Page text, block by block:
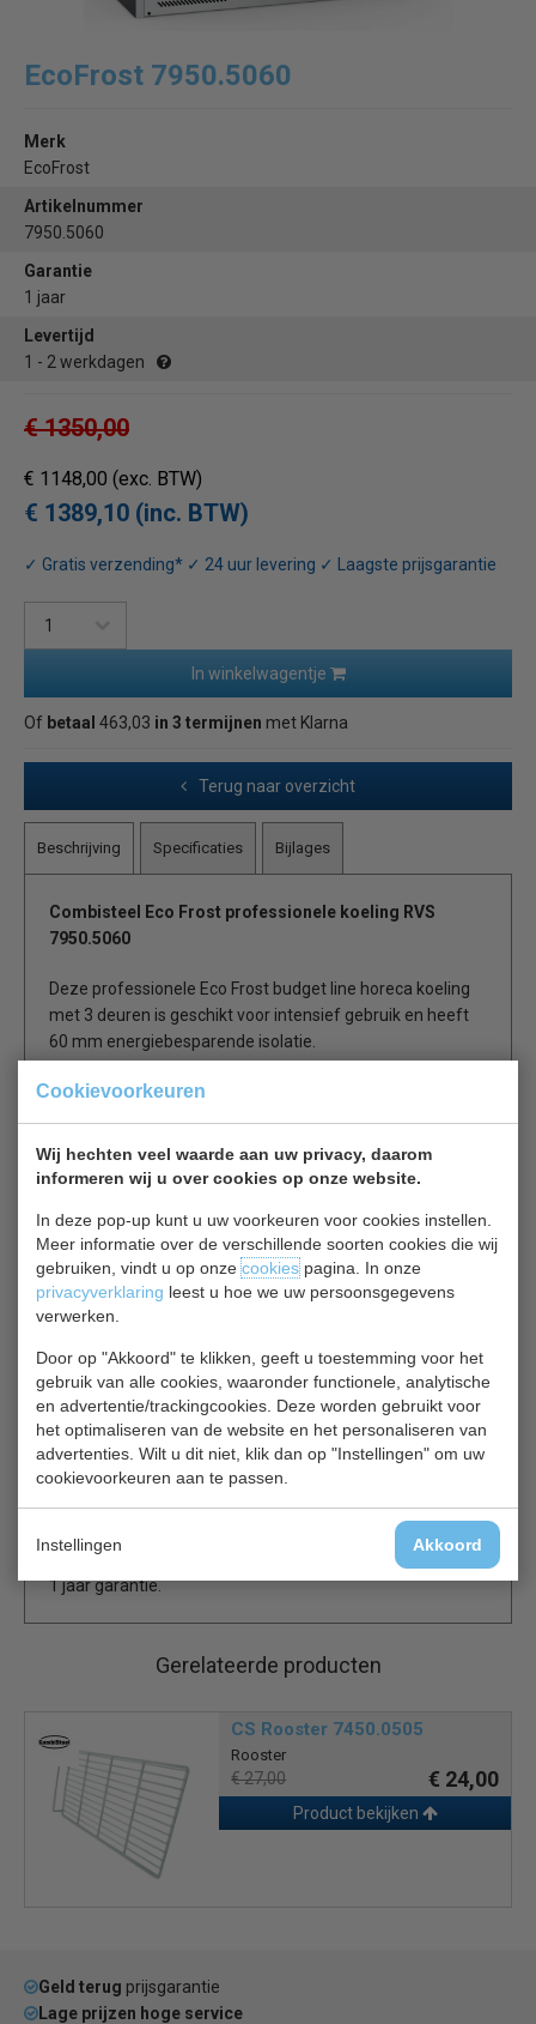
Cookievoorkeuren
Wij hechten veel waarde aan uw privacy, daarom
informeren wij u over cookies op onze website.
In deze pop-up kunt u uw voorkeuren voor cookies instellen.
Meer informatie over de verschillende soorten cookies die wij
gebruiken, vindt u op onzecookiespagina. In onze
privacyverklaring leest u hoe we uw persoonsgegevens
verwerken.
Door op "Akkoord" te klikken, geeft u toestemming voor het
gebruik van alle cookies, waaronder functionele, analytische
en advertentie/trackingcookies. Deze worden gebruikt voor
het optimaliseren van de website en het personaliseren van
advertenties. Wilt u dit niet, klik dan op "Instellingen" om uw
cookievoorkeuren aan te passen.
Instellingen Akkoord
EcoFrost 7950.5060
Merk
EcoFrost
Artikelnummer
7950.5060
Garantie
1 jaar
Levertijd
1 - 2 werkdagen
€ 1350,00
€ 1148,00 (exc. BTW)
€ 1389,10 (inc. BTW)
✓ Gratis verzending* ✓ 24 uur levering ✓ Laagste prijsgarantie
In winkelwagentje
Of betaal 463,03 in 3 termijnen met Klarna
Terug naar overzicht
Beschrijving Specificaties Bijlages
Combisteel Eco Frost professionele koeling RVS
7950.5060
Deze professionele Eco Frost budget line horeca koeling
met 3 deuren is geschikt voor intensief gebruik en heeft
60 mm energiebesparende isolatie.
Uitermate geschikt voor uw horeca bedrijf zoals
restaurant, cafetaria, hotel, slagerij enz. De automatische
ontdooiing garandeert eenvoudig onderhoud.
De statische koeling zorgt voor een optimale conservering
van de voedingsproducten. Door de volautomatische
EcoFrosteen nieuw kwaliteit budget label van
Combisteel, deze commerciële koelingen zijn speciaal
gefabriceerd als budgetline onder Combisteel ’s strenge
gestelde eisen en geeft daarom ook gerust
volledige garantieop dit top product.
RVS uitvoering
Statische koeling
Gebruiksvriendelijke bediening met digitaal display en
1 jaar garantie.
Gerelateerde producten
CS Rooster 7450.0505
Rooster
€ 27,00 € 24,00
Product bekijken
Geld terug prijsgarantie
Lage prijzen hoge service